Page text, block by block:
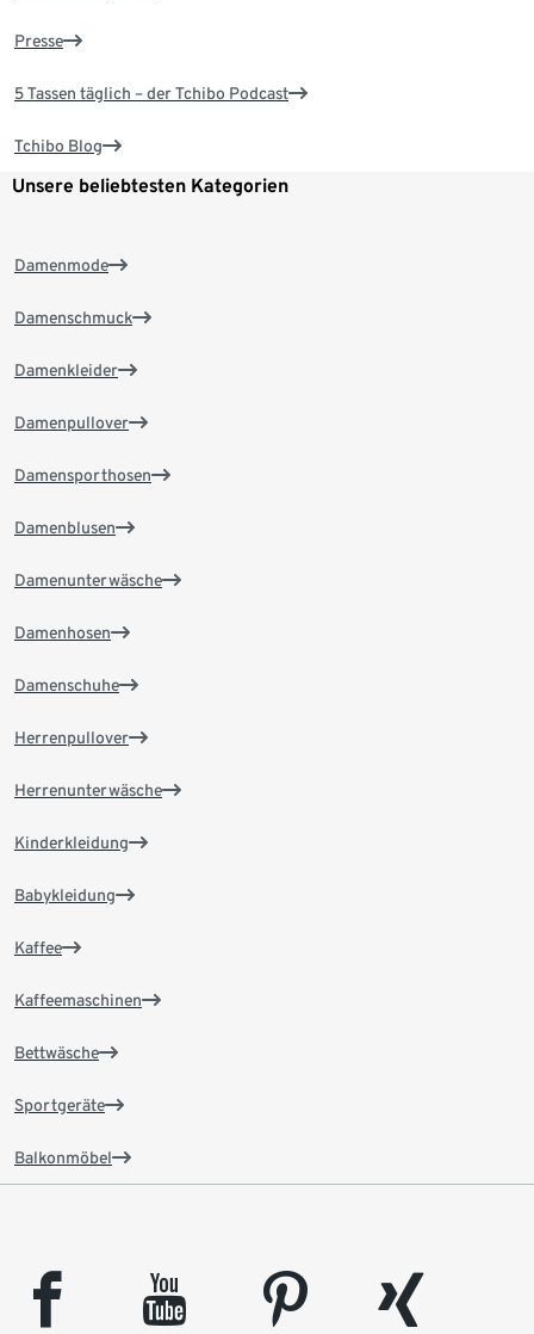
Presse
5 Tassen täglich – der Tchibo Podcast
Tchibo Blog
Unsere beliebtesten Kategorien
Damenmode
Damenschmuck
Damenkleider
Damenpullover
Damensporthosen
Damenblusen
Damenunterwäsche
Damenhosen
Damenschuhe
Herrenpullover
Herrenunterwäsche
Kinderkleidung
Babykleidung
Kaffee
Kaffeemaschinen
Bettwäsche
Sportgeräte
Balkonmöbel
facebook youtube pinterest
xing